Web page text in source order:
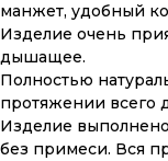
манжет, удобный
Изделие очень
дышащее.
Полностью
протяжении всего
Изделие
без примеси. Вся